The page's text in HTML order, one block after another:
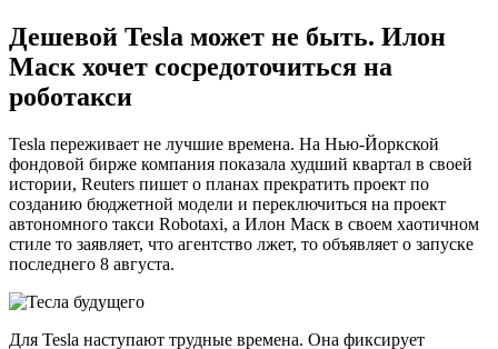
Дешевой Tesla может не быть. Илон
Маск хочет сосредоточиться на
роботакси
Tesla переживает не лучшие времена. На Нью-Йоркской
фондовой бирже компания показала худший квартал в своей
истории, Reuters пишет о планах прекратить проект по
созданию бюджетной модели и переключиться на проект
автономного такси Robotaxi, а Илон Маск в своем хаотичном
стиле то заявляет, что агентство лжет, то объявляет о запуске
последнего 8 августа.
Для Tesla наступают трудные времена. Она фиксирует